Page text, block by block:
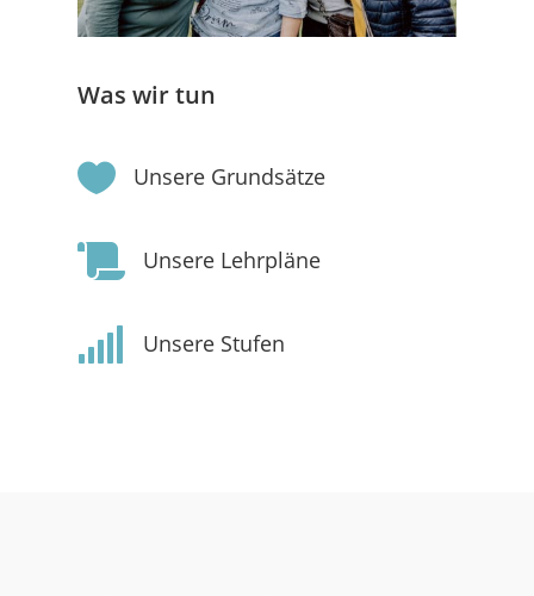
Was wir tun
 Unsere Grundsätze
 Unsere Lehrpläne
 Unsere Stufen